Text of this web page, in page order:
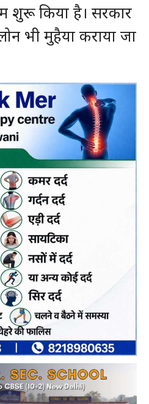
शुरू किया है। सरकार
भी मुहैया कराया जा